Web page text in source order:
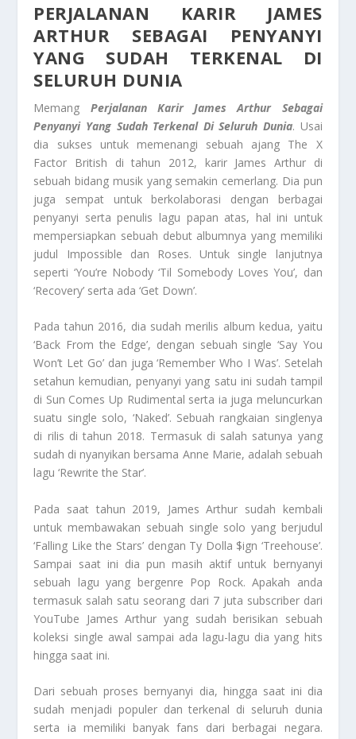
PERJALANAN KARIR JAMES
ARTHUR SEBAGAI PENYANYI
YANG SUDAH TERKENAL DI
SELURUH DUNIA
Memang Perjalanan Karir James Arthur Sebagai
Penyanyi Yang Sudah Terkenal Di Seluruh Dunia. Usai
dia sukses untuk memenangi sebuah ajang The X
Factor British di tahun 2012, karir James Arthur di
sebuah bidang musik yang semakin cemerlang. Dia pun
juga sempat untuk berkolaborasi dengan berbagai
penyanyi serta penulis lagu papan atas, hal ini untuk
mempersiapkan sebuah debut albumnya yang memiliki
judul Impossible dan Roses. Untuk single lanjutnya
seperti ‘You’re Nobody ‘Til Somebody Loves You’, dan
‘Recovery’ serta ada ‘Get Down’.
Pada tahun 2016, dia sudah merilis album kedua, yaitu
‘Back From the Edge’, dengan sebuah single ‘Say You
Won’t Let Go’ dan juga ‘Remember Who I Was’. Setelah
setahun kemudian, penyanyi yang satu ini sudah tampil
di Sun Comes Up Rudimental serta ia juga meluncurkan
suatu single solo, ‘Naked’. Sebuah rangkaian singlenya
di rilis di tahun 2018. Termasuk di salah satunya yang
sudah di nyanyikan bersama Anne Marie, adalah sebuah
lagu ‘Rewrite the Star’.
Pada saat tahun 2019, James Arthur sudah kembali
untuk membawakan sebuah single solo yang berjudul
‘Falling Like the Stars’ dengan Ty Dolla $ign ‘Treehouse’.
Sampai saat ini dia pun masih aktif untuk bernyanyi
sebuah lagu yang bergenre Pop Rock. Apakah anda
termasuk salah satu seorang dari 7 juta subscriber dari
YouTube James Arthur yang sudah berisikan sebuah
koleksi single awal sampai ada lagu-lagu dia yang hits
hingga saat ini.
Dari sebuah proses bernyanyi dia, hingga saat ini dia
sudah menjadi populer dan terkenal di seluruh dunia
serta ia memiliki banyak fans dari berbagai negara.